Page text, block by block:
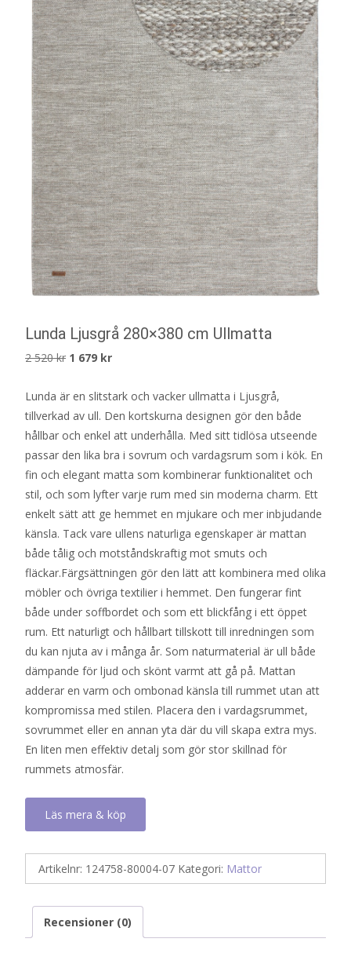
Lunda Ljusgrå 280×380 cm Ullmatta
2 520kr Det
priset
var:
2
520 kr.
1 679 krDet
priset
är:
1
679 kr.
Lunda är en slitstark och vacker ullmatta i Ljusgrå,
tillverkad av ull. Den kortskurna designen gör den både
hållbar och enkel att underhålla. Med sitt tidlösa utseende
passar den lika bra i sovrum och vardagsrum som i kök. En
fin och elegant matta som kombinerar funktionalitet och
stil, och som lyfter varje rum med sin moderna charm. Ett
enkelt sätt att ge hemmet en mjukare och mer inbjudande
känsla. Tack vare ullens naturliga egenskaper är mattan
både tålig och motståndskraftig mot smuts och
fläckar.Färgsättningen gör den lätt att kombinera med olika
möbler och övriga textilier i hemmet. Den fungerar fint
både under soffbordet och som ett blickfång i ett öppet
rum. Ett naturligt och hållbart tillskott till inredningen som
du kan njuta av i många år. Som naturmaterial är ull både
dämpande för ljud och skönt varmt att gå på. Mattan
adderar en varm och ombonad känsla till rummet utan att
kompromissa med stilen. Placera den i vardagsrummet,
sovrummet eller en annan yta där du vill skapa extra mys.
En liten men effektiv detalj som gör stor skillnad för
rummets atmosfär.
Läs mera & köp
Artikelnr: 124758-80004-07 Kategori: Mattor
Recensioner (0)